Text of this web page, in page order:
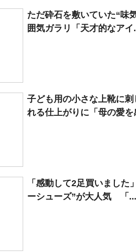
ただ砕石を敷いていた“
囲気ガラリ「天才的なアイ
子ども用の小さな上靴に
れる仕上がりに「母の愛を
「感動して2足買いまし
ーシューズ”が大人気 「...